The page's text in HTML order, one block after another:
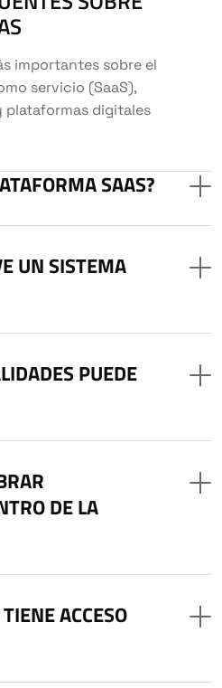
importantes sobre el
servicio (SaaS),
plataformas digitales
SAAS?
UN SISTEMA
PUEDE
DE LA
ACCESO